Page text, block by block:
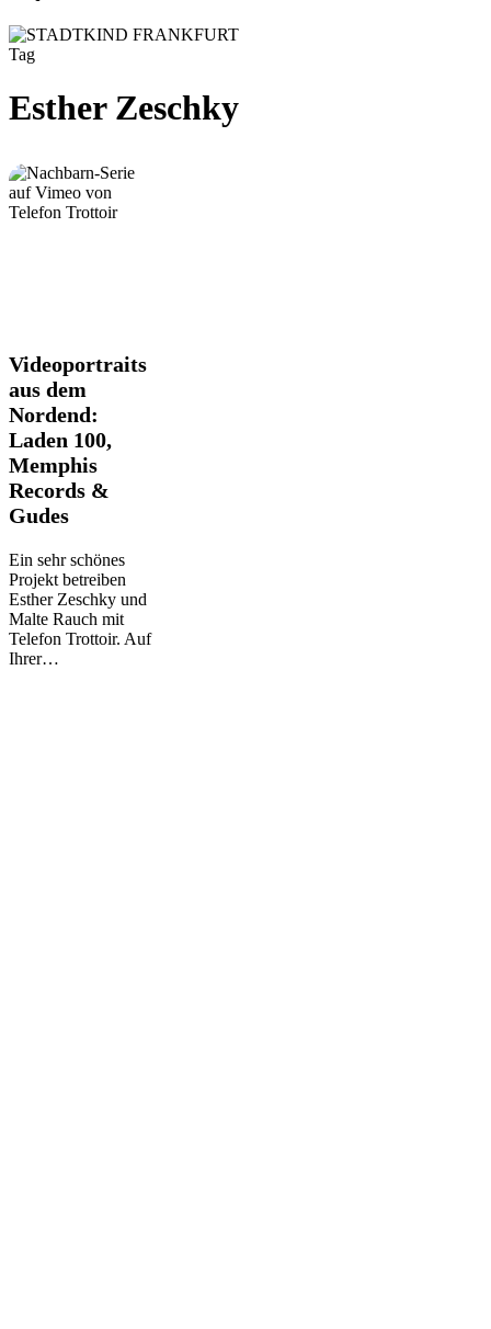
Tag
Esther Zeschky
Videoportraits
dem
Nordend:
Laden
100,
Memphis
Records
&
Videoportraits
aus dem
Nordend:
Laden 100,
Memphis
Records &
Gudes
Ein sehr schönes
Projekt betreiben
Esther Zeschky und
Malte Rauch mit
Telefon Trottoir. Auf
Ihrer…